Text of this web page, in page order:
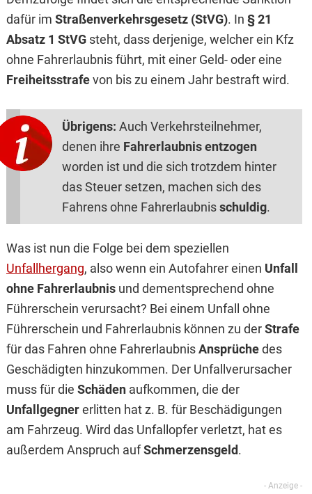
dafür im Straßenverkehrsgesetz (StVG). In § 21
Absatz 1 StVGsteht, dass derjenige, welcher ein Kfz
ohne Fahrerlaubnis führt, mit einer Geld- oder eine
Freiheitsstrafevon bis zu einem Jahr bestraft wird.
Übrigens: Auch Verkehrsteilnehmer,
denen ihre Fahrerlaubnis entzogen
worden ist und die sich trotzdem hinter
das Steuer setzen, machen sich des
Fahrens ohne Fahrerlaubnisschuldig.
Was ist nun die Folge bei dem speziellen
Unfallhergang, also wenn ein Autofahrer einen Unfall
ohne Fahrerlaubnisund dementsprechend ohne
Führerschein verursacht? Bei einem Unfall ohne
Führerschein und Fahrerlaubnis können zu derStrafe
für das Fahren ohne FahrerlaubnisAnsprüchedes
Geschädigten hinzukommen. Der Unfallverursacher
muss für die Schädenaufkommen, die der
Unfallgegnererlitten hat z. B. für Beschädigungen
am Fahrzeug. Wird das Unfallopfer verletzt, hat es
außerdem Anspruch aufSchmerzensgeld.